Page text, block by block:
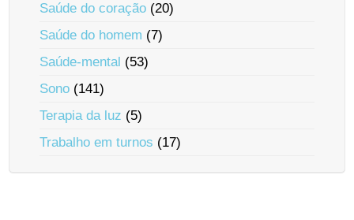
Saúde do coração (20)
Saúde do homem (7)
Saúde-mental (53)
Sono (141)
Terapia da luz (5)
Trabalho em turnos (17)